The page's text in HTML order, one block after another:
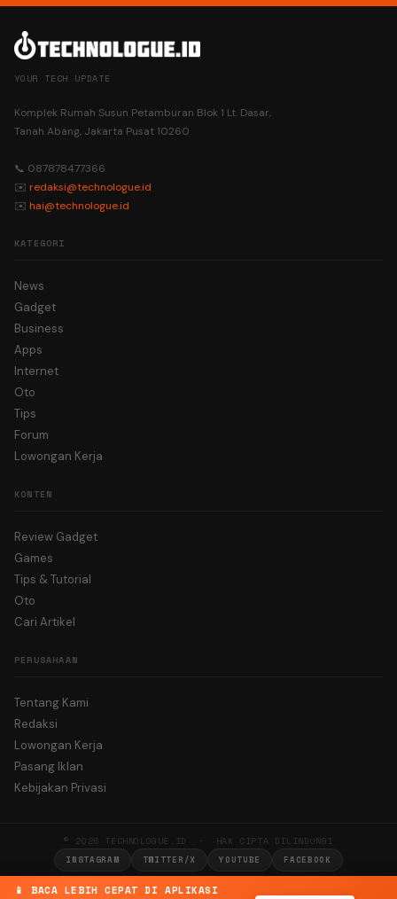
📱 BACA LEBIH CEPAT DI APLIKASI
YOUR TECH UPDATE
Komplek Rumah Susun Petamburan Blok 1 Lt. Dasar,
Tanah Abang, Jakarta Pusat 10260
📞 087878477366
✉️ redaksi@technologue.id
✉️ hai@technologue.id
KATEGORI
News
Gadget
Business
Apps
Internet
Oto
Tips
Forum
Lowongan Kerja
KONTEN
Review Gadget
Games
Tips & Tutorial
Oto
Cari Artikel
PERUSAHAAN
Tentang Kami
Redaksi
Lowongan Kerja
Pasang Iklan
Kebijakan Privasi
© 2026 TECHNOLOGUE.ID · HAK CIPTA DILINDUNGI
INSTAGRAM TWITTER/X YOUTUBE FACEBOOK